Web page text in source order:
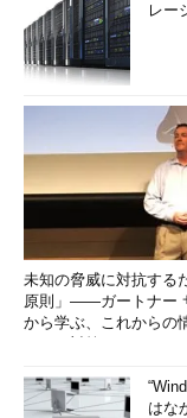
レー
未知の脅威に対抗する
原則」――ガートナー
から学ぶ、これからの
はな